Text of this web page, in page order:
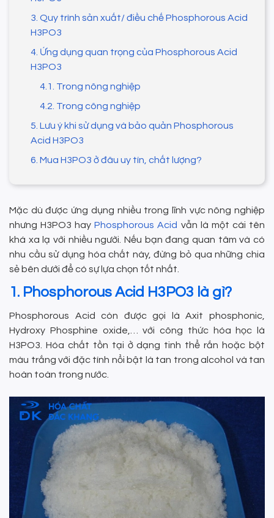
3. Quy trình sản xuất/ điều chế Phosphorous Acid
H3PO3
4. Ứng dụng quan trọng của Phosphorous Acid
H3PO3
4.1. Trong nông nghiệp
4.2. Trong công nghiệp
5. Lưu ý khi sử dụng và bảo quản Phosphorous
Acid H3PO3
6. Mua H3PO3 ở đâu uy tín, chất lượng?
Mặc dù được ứng dụng nhiều trong lĩnh vực nông nghiệp
nhưng H3PO3 hayPhosphorous Acid vẫn là một cái tên
khá xa lạ với nhiều người. Nếu bạn đang quan tâm và có
nhu cầu sử dụng hóa chất này, đừng bỏ qua những chia
sẻ bên dưới để có sự lựa chọn tốt nhất.
1. Phosphorous Acid H3PO3 là gì?
Phosphorous Acid còn được gọi là Axit phosphonic,
Hydroxy Phosphine oxide,… với công thức hóa học là
H3PO3. Hóa chất tồn tại ở dạng tinh thể rắn hoặc bột
màu trắng với đặc tính nổi bật là tan trong alcohol và tan
hoàn toàn trong nước.